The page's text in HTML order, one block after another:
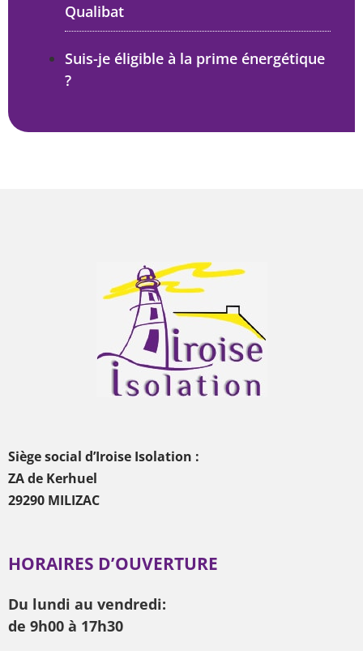
Qualibat
Suis-je éligible à la prime énergétique
?
Siège social d’Iroise Isolation :
ZA de Kerhuel
29290 MILIZAC
HORAIRES D’OUVERTURE
Du lundi au vendredi:
de 9h00 à 17h30